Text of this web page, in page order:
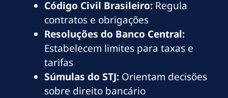
Código Civil Brasileiro: Regula
contratos e obrigações
Resoluções do Banco Central:
Estabelecem limites para taxas e
tarifas
Súmulas do STJ: Orientam decisões
sobre direito bancário